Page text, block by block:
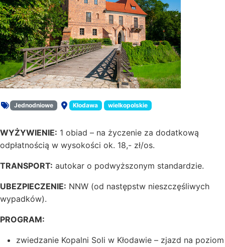
Rodzaj oferty:
Jednodniowe
Miejsce:
Kłodawa wielkopolskie
WYŻYWIENIE: 1 obiad – na życzenie za dodatkową
odpłatnością w wysokości ok. 18,- zł/os.
TRANSPORT: autokar o podwyższonym standardzie.
UBEZPIECZENIE: NNW (od następstw nieszczęśliwych
wypadków).
PROGRAM:
zwiedzanie Kopalni Soli w Kłodawie – zjazd na poziom